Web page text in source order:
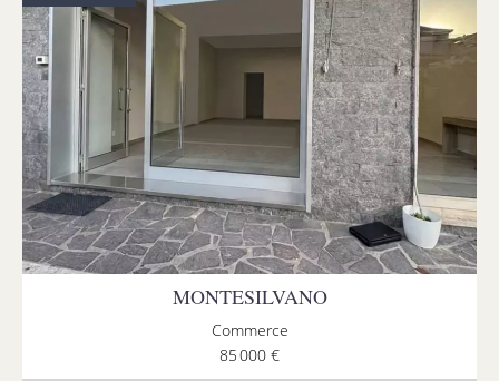
MONTESILVANO
Commerce
85 000 €